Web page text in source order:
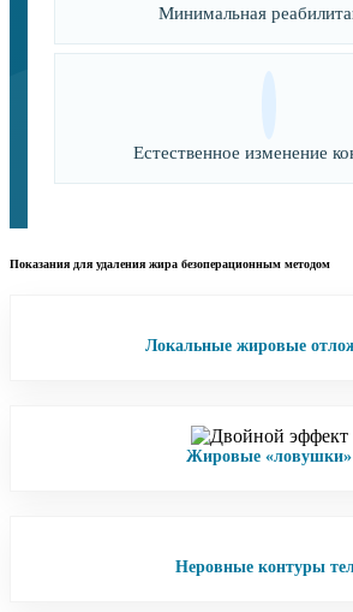
Минимальная
Естественное изменение
Показания для удаления жира безоперационным методом
Локальные жировые
Жировые «ловушки»
Неровные контуры